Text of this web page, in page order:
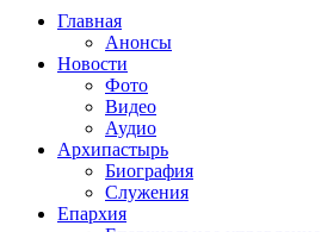
Главная
Анонсы
Новости
Фото
Видео
Аудио
Архипастырь
Биография
Служения
Епархия